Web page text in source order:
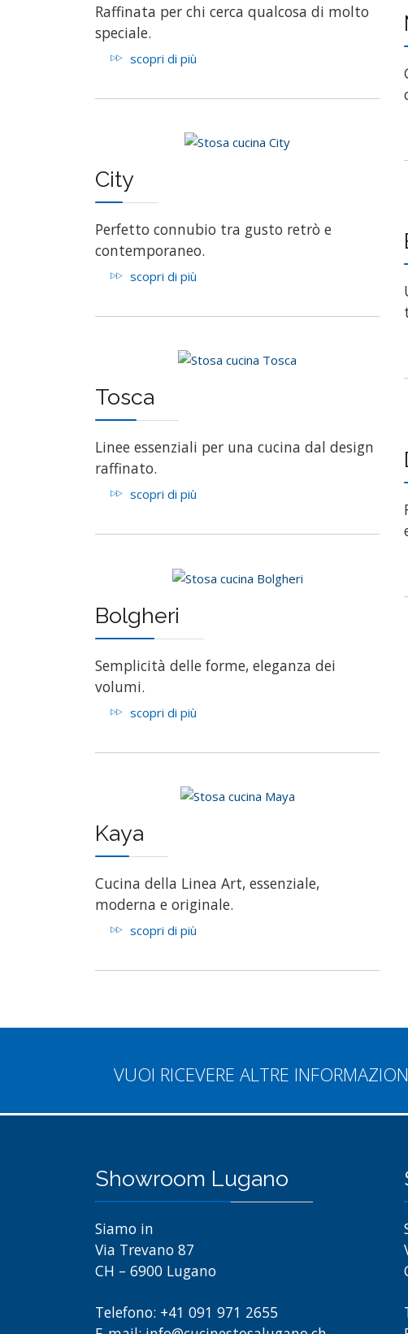
Raffinata per chi cerca qualcosa di molto
speciale.
scopri di più
City
Perfetto connubio tra gusto retrò e
contemporaneo.
scopri di più
Tosca
Linee essenziali per una cucina dal design
raffinato.
scopri di più
Bolgheri
Semplicità delle forme, eleganza dei
volumi.
scopri di più
Kaya
Cucina della Linea Art, essenziale,
moderna e originale.
scopri di più
VUOI RICEVERE ALTRE
Showroom Lugano
Siamo in
Via Trevano 87
CH – 6900 Lugano
Telefono: +41 091 971 2655